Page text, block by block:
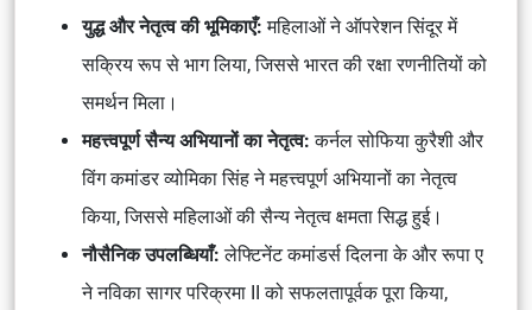
युद्ध और नेतृत्व की भूमिकाएँ: महिलाओं ने ऑपरेशन सिंदूर में
सक्रिय रूप से भाग लिया, जिससे भारत की रक्षा रणनीतियों को
समर्थन मिला।
महत्त्वपूर्ण सैन्य अभियानों का नेतृत्व: कर्नल सोफिया कुरैशी और
विंग कमांडर व्योमिका सिंह ने महत्त्वपूर्ण अभियानों का नेतृत्व
किया, जिससे महिलाओं की सैन्य नेतृत्व क्षमता सिद्ध हुई।
नौसैनिक उपलब्धियाँ: लेफ्टिनेंट कमांडर्स दिलना के और रूपा ए
ने नविका सागर परिक्रमा II को सफलतापूर्वक पूरा किया,